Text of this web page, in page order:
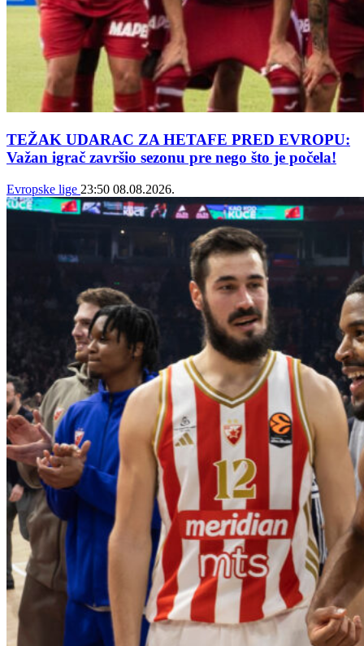
TEŽAK UDARAC ZA HETAFE PRED EVROPU:
Važan igrač završio sezonu pre nego što je počela!
Evropske lige 23:50 08.08.2026.